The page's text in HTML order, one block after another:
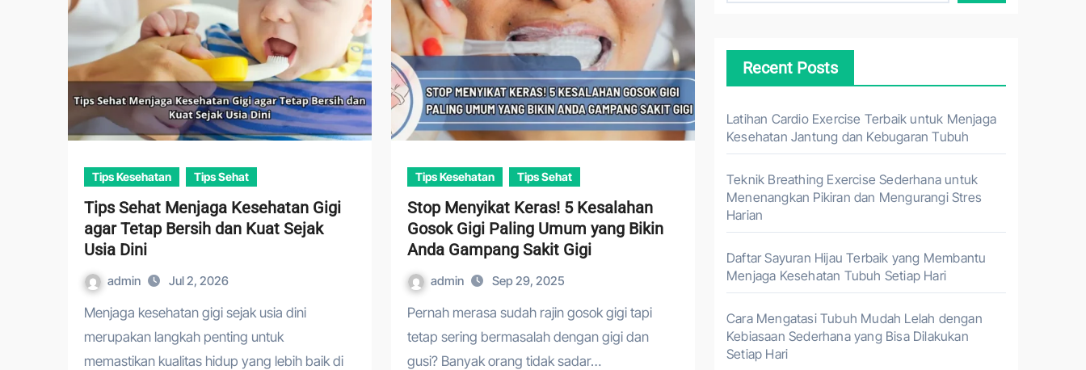
Tips Kesehatan Tips Sehat
Tips Sehat Menjaga Kesehatan Gigi
agar Tetap Bersih dan Kuat Sejak
Usia Dini
admin Jul 2, 2026
Menjaga kesehatan gigi sejak usia dini
merupakan langkah penting untuk
memastikan kualitas hidup yang lebih baik di
Tips Kesehatan Tips Sehat
Stop Menyikat Keras! 5 Kesalahan
Gosok Gigi Paling Umum yang Bikin
Anda Gampang Sakit Gigi
admin Sep 29, 2025
Pernah merasa sudah rajin gosok gigi tapi
tetap sering bermasalah dengan gigi dan
gusi? Banyak orang tidak sadar…
Recent Posts
Latihan Cardio Exercise Terbaik untuk Menjaga
Kesehatan Jantung dan Kebugaran Tubuh
Teknik Breathing Exercise Sederhana untuk
Menenangkan Pikiran dan Mengurangi Stres
Harian
Daftar Sayuran Hijau Terbaik yang Membantu
Menjaga Kesehatan Tubuh Setiap Hari
Cara Mengatasi Tubuh Mudah Lelah dengan
Kebiasaan Sederhana yang Bisa Dilakukan
Setiap Hari